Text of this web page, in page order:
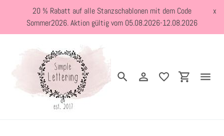
Inhalt
20 % Rabatt auf alle Stanzschablonen mit dem Code
Sommer2026. Aktion gültig vom 05.08.2026-12.08.2026
x
SuchenEinloggen